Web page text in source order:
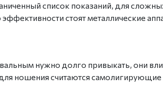
список показаний, для
эффективности стоят металлические
нужно долго привыкать, они
ношения считаются самолигирующие